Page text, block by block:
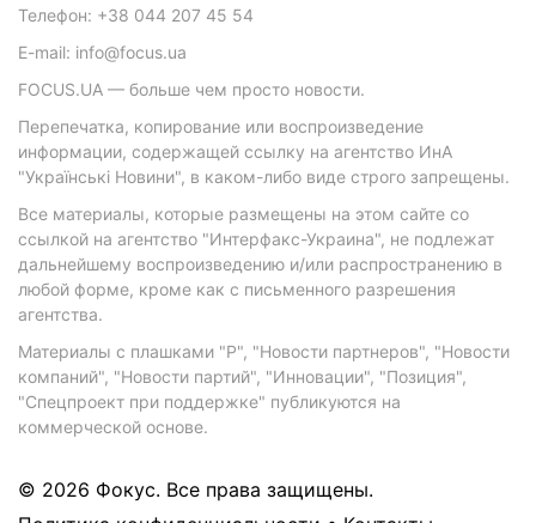
Телефон: +38 044 207 45 54
E-mail: info@focus.ua
FOCUS.UA — больше чем просто новости.
Перепечатка, копирование или воспроизведение
информации, содержащей ссылку на агентство ИнА
"Українські Новини", в каком-либо виде строго запрещены.
Все материалы, которые размещены на этом сайте со
ссылкой на агентство "Интерфакс-Украина", не подлежат
дальнейшему воспроизведению и/или распространению в
любой форме, кроме как с письменного разрешения
агентства.
Материалы с плашками "Р", "Новости партнеров", "Новости
компаний", "Новости партий", "Инновации", "Позиция",
"Спецпроект при поддержке" публикуются на
коммерческой основе.
© 2026 Фокус. Все права защищены.